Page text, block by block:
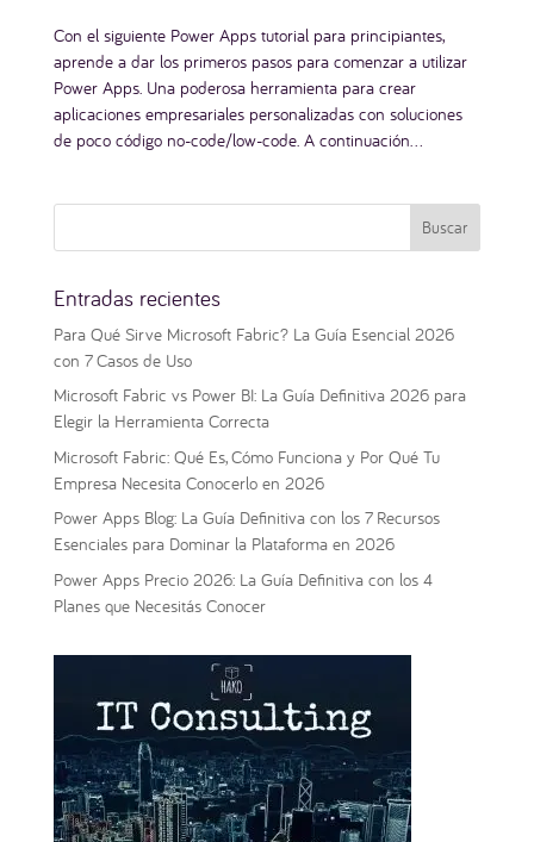
Con el siguiente Power Apps tutorial para principiantes,
aprende a dar los primeros pasos para comenzar a utilizar
Power Apps. Una poderosa herramienta para crear
aplicaciones empresariales personalizadas con soluciones
de poco código no-code/low-code. A continuación...
Entradas recientes
Para Qué Sirve Microsoft Fabric? La Guía Esencial 2026
con 7 Casos de Uso
Microsoft Fabric vs Power BI: La Guía Definitiva 2026 para
Elegir la Herramienta Correcta
Microsoft Fabric: Qué Es, Cómo Funciona y Por Qué Tu
Empresa Necesita Conocerlo en 2026
Power Apps Blog: La Guía Definitiva con los 7 Recursos
Esenciales para Dominar la Plataforma en 2026
Power Apps Precio 2026: La Guía Definitiva con los 4
Planes que Necesitás Conocer